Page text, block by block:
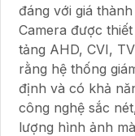
đáng với giá
Camera được
tảng AHD, CVI,
rằng hệ thống
định và có khả
công nghệ sắc
lượng hình ảnh